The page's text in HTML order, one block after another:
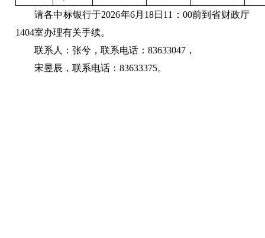
请各中标银行于2026年6月 18日 11 ： 00前到省财政厅
1404室办理有关手续。
联系人：张兮，联系电话：83633047 ，
宋昱辰，联系电话：83633375。